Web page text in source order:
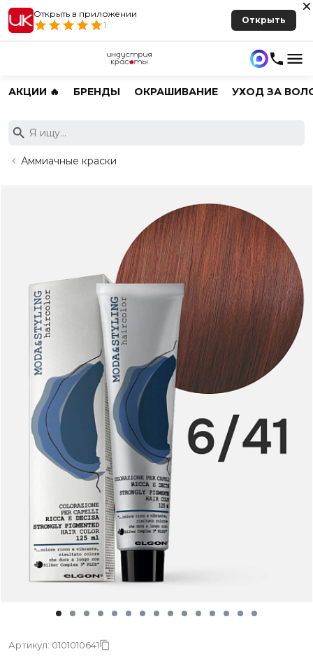
Открыть в приложении
1
Открыть
АКЦИИ 🔥 БРЕНДЫ ОКРАШИВАНИЕ УХОД ЗА
Аммиачные краски
Артикул: 0101010641